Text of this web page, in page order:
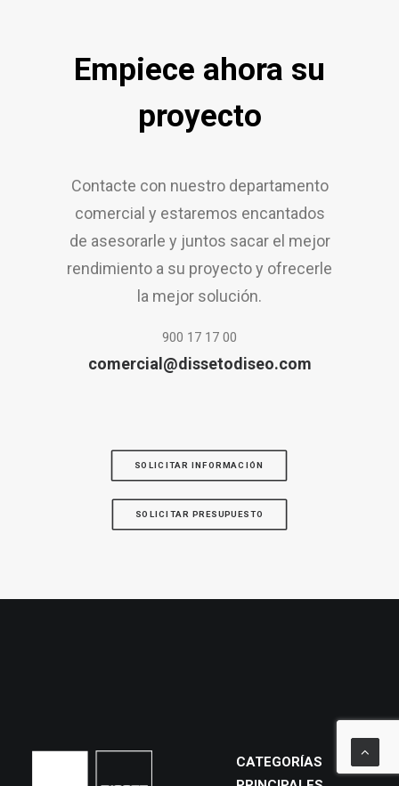
Empiece ahora su
proyecto
Contacte con nuestro departamento
comercial y estaremos encantados
de asesorarle y juntos sacar el mejor
rendimiento a su proyecto y ofrecerle
la mejor solución.
900 17 17 00
comercial@dissetodiseo.com
SOLICITAR INFORMACIÓN
SOLICITAR PRESUPUESTO
CATEGORÍAS